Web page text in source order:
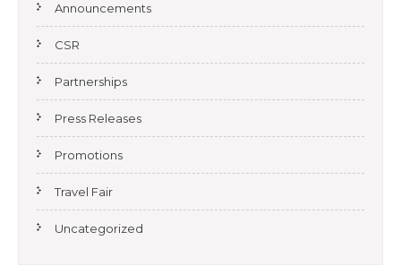
Announcements
CSR
Partnerships
Press Releases
Promotions
Travel Fair
Uncategorized